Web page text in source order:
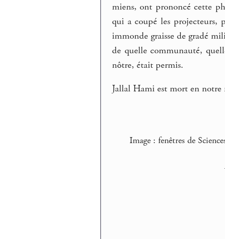
miens, ont prononcé cette
qui a coupé les projecteurs,
immonde graisse de gradé
de quelle communauté,
nôtre, était permis.
Jallal Hami est mort en notre
Image : fenêtres de